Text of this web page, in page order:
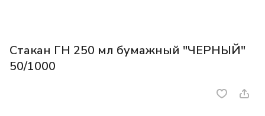
Стакан ГН 250 мл бумажный "ЧЕРНЫЙ"
50/1000